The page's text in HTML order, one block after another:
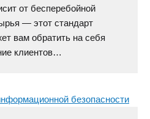
от бесперебойной
— этот стандарт
вам обратить на себя
клиентов…